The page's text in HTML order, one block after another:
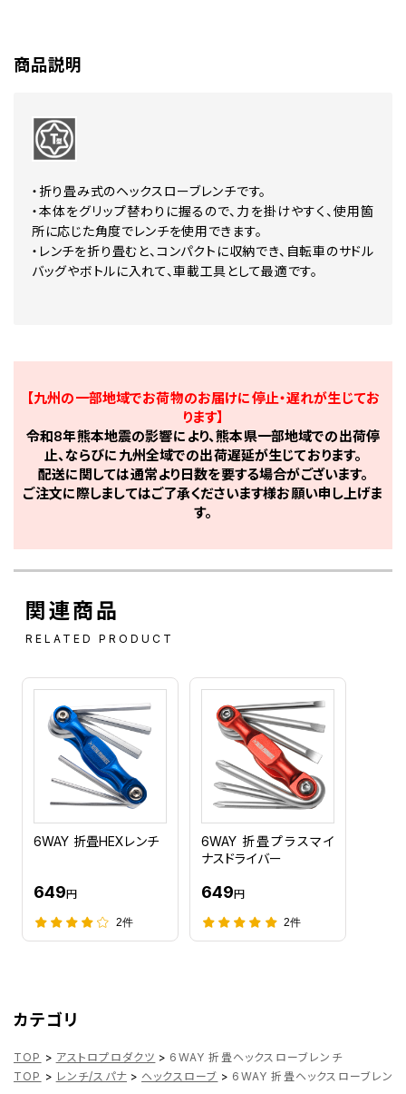
商品説明
・折り畳み式のヘックスローブレンチです。
・本体をグリップ替わりに握るので、力を掛けやすく、使用箇
所に応じた角度でレンチを使用できます。
・レンチを折り畳むと、コンパクトに収納でき、自転車のサドル
バッグやボトルに入れて、車載工具として最適です。
【九州の一部地域でお荷物のお届けに停止・遅れが生じてお
ります】
令和8年熊本地震の影響により、熊本県一部地域での出荷停
止、ならびに九州全域での出荷遅延が生じております。
配送に関しては通常より日数を要する場合がございます。
ご注文に際しましてはご了承くださいます様お願い申し上げま
す。
関連商品
RELATED PRODUCT
6WAY 折畳HEXレンチ
649円
2件
6WAY 折畳プラスマイ
ナスドライバー
649円
2件
カテゴリ
TOP > アストロプロダクツ > 6WAY 折畳ヘックスローブレンチ
TOP > レンチ/スパナ > ヘックスローブ > 6WAY 折畳ヘックスローブレンチ